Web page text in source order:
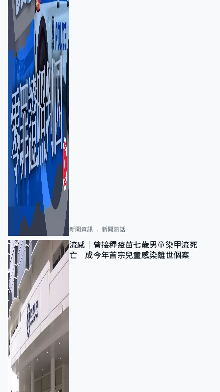
新聞資訊 新聞熱話
流感｜曾接種疫苗七歲男童染甲流死
亡 成今年首宗兒童感染離世個案